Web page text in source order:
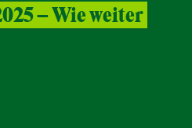
– Wie weiter